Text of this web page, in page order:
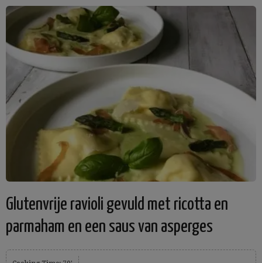
Glutenvrije ravioli gevuld met ricotta en
parmaham en een saus van asperges